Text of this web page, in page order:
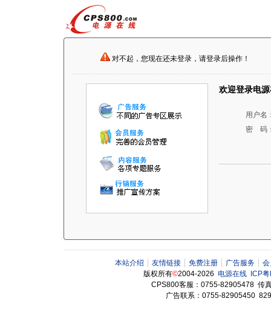
对不起，您现在还未登录，请登录后操作！
欢迎登录电
用户名
密 码
本站介绍 友情链接 免费注册 广告服务
版权所有©2004-2026 电源在线
ICP
CPS800客服：0755-82905478 传
广告联系：0755-82905450